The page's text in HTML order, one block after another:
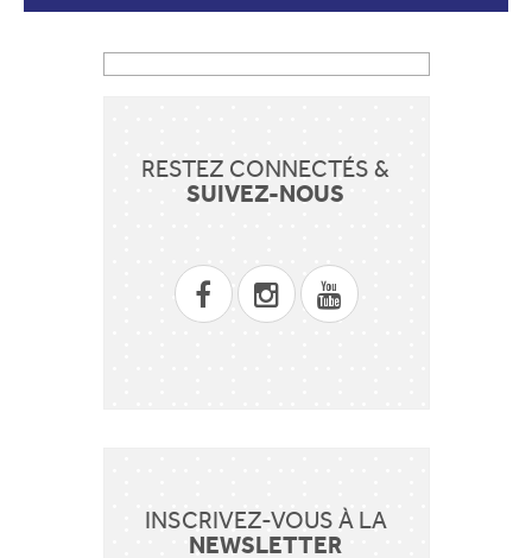
RESTEZ CONNECTÉS &
SUIVEZ-NOUS
INSCRIVEZ-VOUS À LA
NEWSLETTER